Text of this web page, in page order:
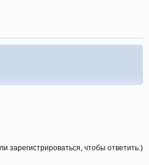
зарегистрироваться, чтобы ответить.)